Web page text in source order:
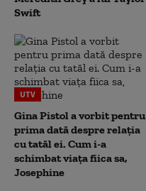
Swift
UTV
Gina Pistol a vorbit pentru
prima dată despre relația
cu tatăl ei. Cum i-a
schimbat viața fiica sa,
Josephine